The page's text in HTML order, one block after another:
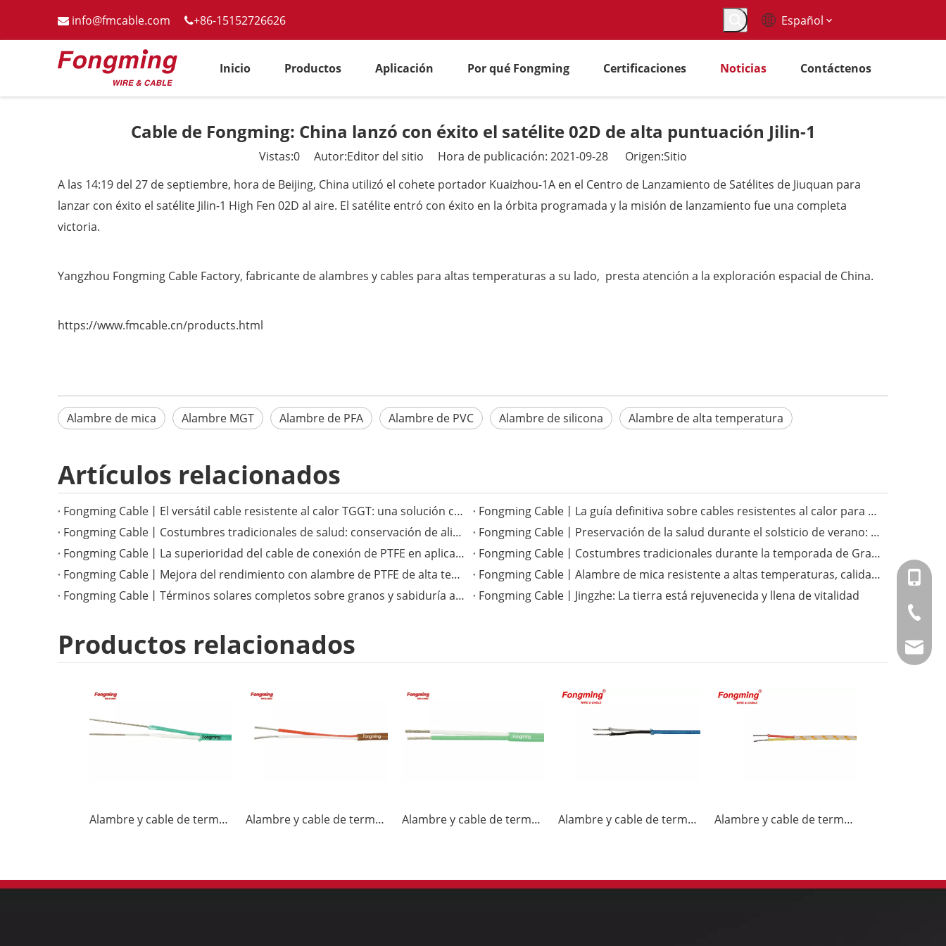
 info@fmcable.com +86-15152726626 Español
Inicio Productos Aplicación Por qué Fongming Certificaciones Noticias Contáctenos
Cable de Fongming: China lanzó con éxito el satélite 02D de alta puntuación Jilin-1
Vistas:0 Autor:Editor del sitio Hora de publicación: 2021-09-28 Origen:Sitio
A las 14:19 del 27 de septiembre, hora de Beijing, China utilizó el cohete portador Kuaizhou-1A en el Centro de Lanzamiento de Satélites de Jiuquan para
lanzar con éxito el satélite Jilin-1 High Fen 02D al aire. El satélite entró con éxito en la órbita programada y la misión de lanzamiento fue una completa
victoria.
Yangzhou Fongming Cable Factory, fabricante de alambres y cables para altas temperaturas a su lado, presta atención a la exploración espacial de China.
https://www.fmcable.cn/products.html
Alambre de mica Alambre MGT Alambre de PFA Alambre de PVC Alambre de silicona Alambre de alta temperatura
Artículos relacionados
Fongming Cable丨El versátil cable resistente al calor TGGT: una solución confiable para aplicaciones de alta temperatura
Fongming Cable丨La guía definitiva sobre cables resistentes al calor para aplicaciones industriales
Fongming Cable丨Costumbres tradicionales de salud: conservación de alimentos y salud en la temporada de calor menor
Fongming Cable丨Preservación de la salud durante el solsticio de verano: sigue las tres estaciones y disfruta de una vida saludable
Fongming Cable丨La superioridad del cable de conexión de PTFE en aplicaciones electrónicas de alta temperatura
Fongming Cable丨Costumbres tradicionales durante la temporada de Granos en Espiga
Fongming Cable丨Mejora del rendimiento con alambre de PTFE de alta temperatura
Fongming Cable丨Alambre de mica resistente a altas temperaturas, calidad confiable, resistente a temperaturas de hasta 500 grados.
Fongming Cable丨Términos solares completos sobre granos y sabiduría agrícola
Fongming Cable丨Jingzhe: La tierra está rejuvenecida y llena de vitalidad
Productos relacionados
Alambre y cable de termopar KX-FF Alambre y cable de termopar JX-FF Alambre y cable de termopar K-FF Alambre y cable de termopar J-GG Alambre y cable de termopar K-GG
+86-
+86-